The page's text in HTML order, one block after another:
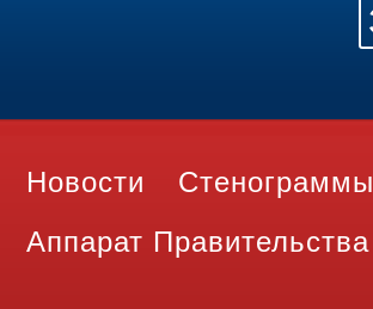
Новости Стенограммы
Аппарат Правительства